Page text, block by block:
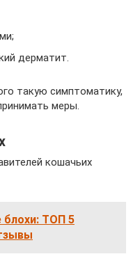
дерматит.
такую симптоматику,
меры.
кошачьих
блохи: ТОП 5